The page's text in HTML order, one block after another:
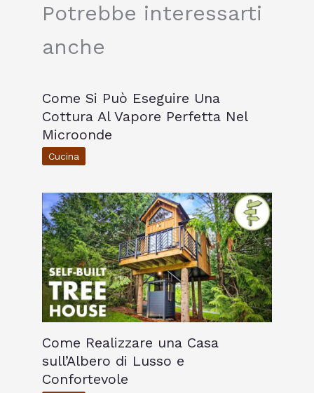
Potrebbe interessarti
anche
Come Si Può Eseguire Una
Cottura Al Vapore Perfetta Nel
Microonde
Cucina
Come Realizzare una Casa
sull’Albero di Lusso e
Confortevole